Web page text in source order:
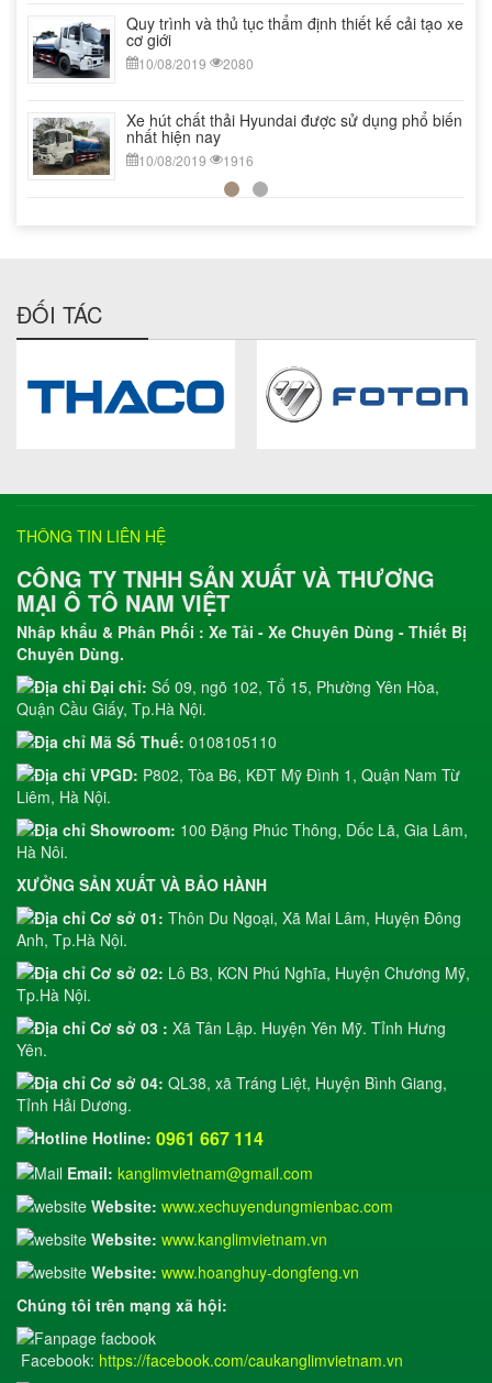
Quy trình và thủ tục thẩm định thiết kế cải tạo xe
cơ giới
10/08/2019 2080
Xe hút chất thải Hyundai được sử dụng phổ biến
nhất hiện nay
10/08/2019 1916
ĐỐI TÁC
THÔNG TIN LIÊN HỆ
CÔNG TY TNHH SẢN XUẤT VÀ THƯƠNG
MẠI Ô TÔ NAM VIỆT
Nhâp khẩu & Phân Phối : Xe Tải - Xe Chuyên Dùng - Thiết Bị
Chuyên Dùng.
Đại chỉ: Số 09, ngõ 102, Tổ 15, Phường Yên Hòa,
Quận Cầu Giấy, Tp.Hà Nội.
Mã Số Thuế: 0108105110
VPGD: P802, Tòa B6, KĐT Mỹ Đình 1, Quận Nam Từ
Liêm, Hà Nội.
Showroom: 100 Đặng Phúc Thông, Dốc Lã, Gia Lâm,
Hà Nôi.
XƯỞNG SẢN XUẤT VÀ BẢO HÀNH
Cơ sở 01: Thôn Du Ngoại, Xã Mai Lâm, Huyện Đông
Anh, Tp.Hà Nội.
Cơ sở 02: Lô B3, KCN Phú Nghĩa, Huyện Chương Mỹ,
Tp.Hà Nội.
Cơ sở 03 : Xã Tân Lập. Huyện Yên Mỹ. Tỉnh Hưng
Yên.
Cơ sở 04: QL38, xã Tráng Liệt, Huyện Bình Giang,
Tỉnh Hải Dương.
Hotline: 0961 667 114
Email: kanglimvietnam@gmail.com
Website: www.xechuyendungmienbac.com
Website: www.kanglimvietnam.vn
Website: www.hoanghuy-dongfeng.vn
Chúng tôi trên mạng xã hội:
Facebook: https://facebook.com/caukanglimvietnam.vn